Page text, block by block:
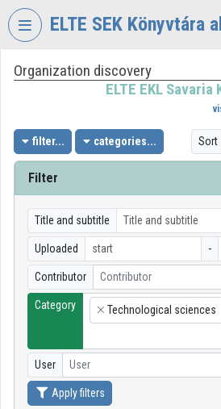
Skip header
ELTE SEK Könyvtára
VIDEOTORIUM
EKL
SAVARIA
KÖNYVTÁR
LEVÉLTÁR
Organization home
Log In
Organization discovery
Organization playlists
Organization discovery
ELTE EKL
filter... categories... Sort
Filter
Title and subtitle
Uploaded -
Contributor Contributor
Category
×
Technological sciences
User User
Apply filters